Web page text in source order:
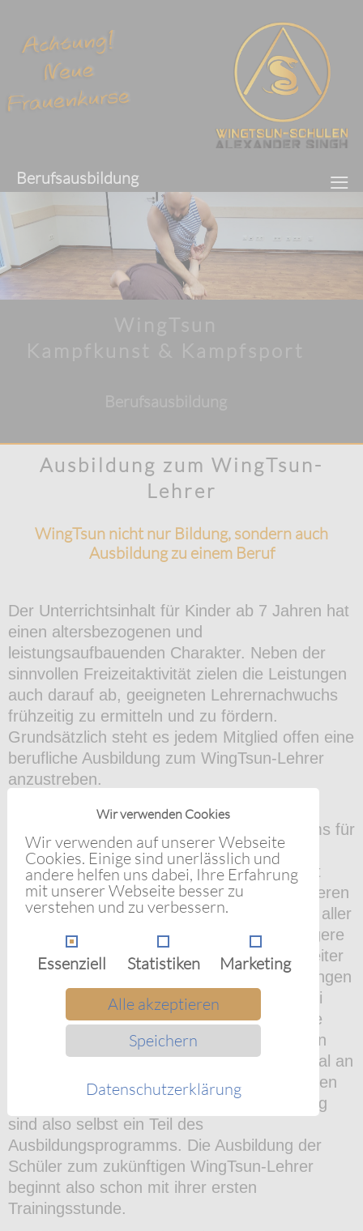
Wir verwenden Cookies
Wir verwenden auf unserer Webseite
Cookies. Einige sind unerlässlich und
andere helfen uns dabei, Ihre Erfahrung
mit unserer Webseite besser zu
verstehen und zu verbessern.
Essenziell Statistiken
Marketing
Alle akzeptieren
Speichern
Datenschutzerklärung
Berufsausbildung ≡
Ausbildung zum WingTsun-
Lehrer
WingTsun nicht nur Bildung, sondern auch
Ausbildung zu einem Beruf
Der Unterrichtsinhalt für Kinder ab 7 Jahren hat
einen altersbezogenen und
leistungsaufbauenden Charakter. Neben der
sinnvollen Freizeitaktivität zielen die Leistungen
auch darauf ab, geeigneten Lehrernachwuchs
frühzeitig zu ermitteln und zu fördern.
Grundsätzlich steht es jedem Mitglied offen eine
berufliche Ausbildung zum WingTsun-Lehrer
anzustreben.
Für jede der zwölf Leistungsstufen, die es
innerhalb des WingTsun Ausbildungssystems für
Kinder und Erwachsene gibt, existiert eine
abschließende Prüfung. Deren Bestehen ist
Voraussetzung dafür, um in den nächsthöheren
Leistungslevel aufzusteigen. Das Bestehen aller
Level ermöglicht wiederum, letztlich die engere
Berufsausbildung zum WingTsun- Übungsleiter
und -Trainer beginnen zu dürfen. Die Prüfungen
im WingTsun-Ausbildungssystem sind dabei
nicht nur eine Voraussetzung für die engere
Berufsausbildung, sondern beinhalten schon
den Unterrichtsstoff, den das Lehrerpersonal an
seine Schüler unterrichten soll. Die Prüfungen
und die vorbereitenden Stunden zur Prüfung
sind also selbst ein Teil des
Ausbildungsprogramms. Die Ausbildung der
Schüler zum zukünftigen WingTsun-Lehrer
beginnt also schon mit ihrer ersten
Trainingsstunde.